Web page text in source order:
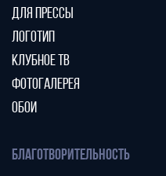
ДЛЯ ПРЕССЫ
ЛОГОТИП
КЛУБНОЕ ТВ
ФОТОГАЛЕРЕЯ
ОБОИ
БЛАГОТВОРИТЕЛЬНОСТЬ